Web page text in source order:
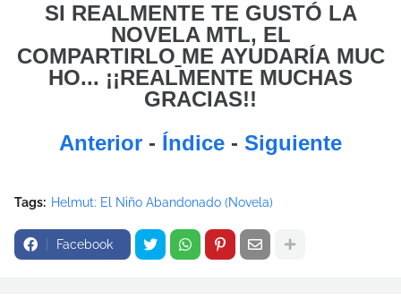
SI REALMENTE TE GUSTÓ LA
NOVELA MTL, EL
COMPARTIRLO ME AYUDARÍA MUC
HO... ¡¡REALMENTE MUCHAS
GRACIAS!!
Anterior - Índice - Siguiente
Tags: Helmut: El Niño Abandonado (Novela)
Facebook